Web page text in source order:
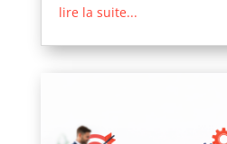
lire la suite...